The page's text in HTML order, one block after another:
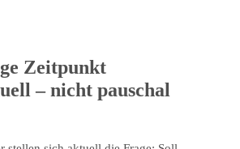
Zeitpunkt
– nicht pauschal